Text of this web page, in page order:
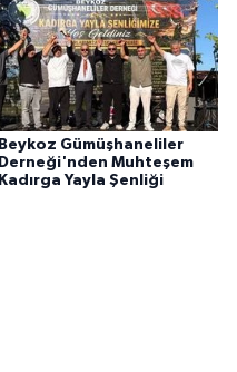
Beykoz Gümüşhaneliler
Derneği'nden Muhteşem
Kadırga Yayla Şenliği